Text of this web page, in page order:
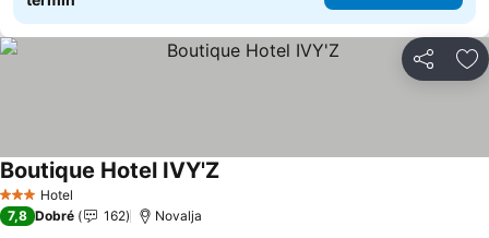
Sdílet
3 Počet hvězdiček
Hotel
Boutique Hotel IVY'Z
7,8 Dobré 162 Novalja